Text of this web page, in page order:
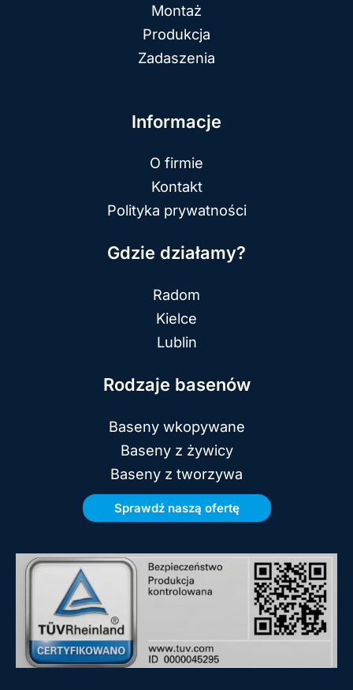
Montaż
Produkcja
Zadaszenia
Informacje
O firmie
Kontakt
Polityka prywatności
Gdzie działamy?
Radom
Kielce
Lublin
Rodzaje basenów
Baseny wkopywane
Baseny z żywicy
Baseny z tworzywa
Sprawdź naszą ofertę